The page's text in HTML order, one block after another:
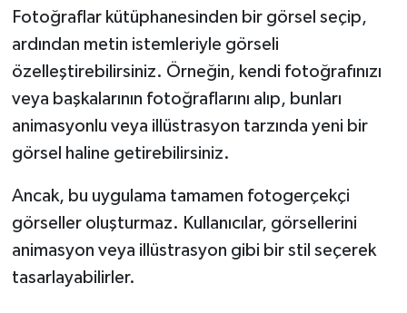
Fotoğraflar kütüphanesinden bir görsel seçip,
ardından metin istemleriyle görseli
özelleştirebilirsiniz. Örneğin, kendi fotoğrafınızı
veya başkalarının fotoğraflarını alıp, bunları
animasyonlu veya illüstrasyon tarzında yeni bir
görsel haline getirebilirsiniz.
Ancak, bu uygulama tamamen fotogerçekçi
görseller oluşturmaz. Kullanıcılar, görsellerini
animasyon veya illüstrasyon gibi bir stil seçerek
tasarlayabilirler.